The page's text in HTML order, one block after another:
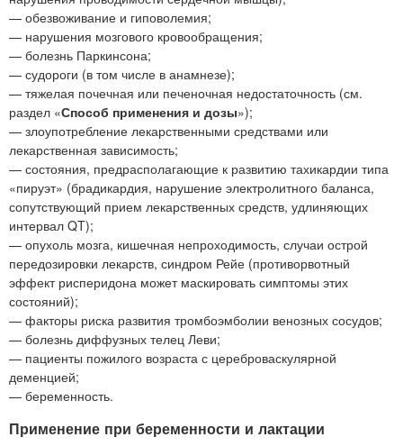
— обезвоживание и гиповолемия;
— нарушения мозгового кровообращения;
— болезнь Паркинсона;
— судороги (в том числе в анамнезе);
— тяжелая почечная или печеночная недостаточность (см.
раздел «Способ применения и дозы»);
— злоупотребление лекарственными средствами или
лекарственная зависимость;
— состояния, предрасполагающие к развитию тахикардии типа
«пируэт» (брадикардия, нарушение электролитного баланса,
сопутствующий прием лекарственных средств, удлиняющих
интервал QT);
— опухоль мозга, кишечная непроходимость, случаи острой
передозировки лекарств, синдром Рейе (противорвотный
эффект рисперидона может маскировать симптомы этих
состояний);
— факторы риска развития тромбоэмболии венозных сосудов;
— болезнь диффузных телец Леви;
— пациенты пожилого возраста с цереброваскулярной
деменцией;
— беременность.
Применение при беременности и лактации